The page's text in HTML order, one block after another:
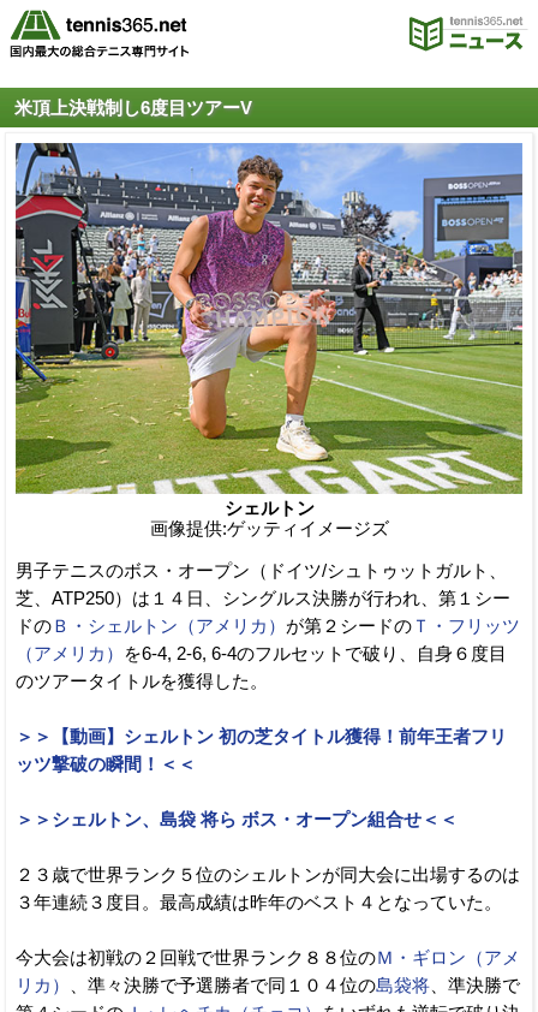
米頂上決戦制し6度目ツアーV
シェルトン
画像提供:ゲッティイメージズ
男子テニスのボス・オープン（ドイツ/シュトゥットガルト、
芝、ATP250）は１４日、シングルス決勝が行われ、第１シー
ドのＢ・シェルトン（アメリカ） が第２シードの Ｔ・フリッツ
（アメリカ）
を6-4, 2-6, 6-4のフルセットで破り、自身６度目
のツアータイトルを獲得した。
＞＞【動画】シェルトン 初の芝タイトル獲得！前年王者フリ
ッツ撃破の瞬間！＜＜
＞＞シェルトン、島袋 将ら ボス・オープン組合せ＜＜
２３歳で世界ランク５位のシェルトンが同大会に出場するのは
３年連続３度目。最高成績は昨年のベスト４となっていた。
今大会は初戦の２回戦で世界ランク８８位のＭ・ギロン（アメ
リカ）
、準々決勝で予選勝者で同１０４位の島袋将 、準決勝で